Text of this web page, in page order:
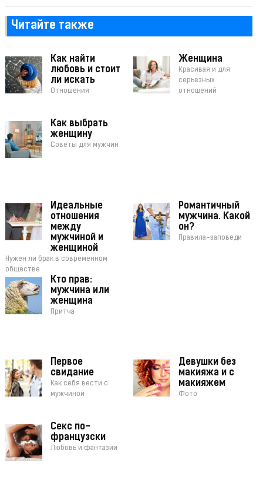
Читайте также
Как найти
любовь и стоит
ли искать
Отношения
Женщина
Красивая и для
серьезных
отношений
Как выбрать
женщину
Советы для мужчин
Идеальные
отношения
между
мужчиной и
женщиной
Нужен ли брак в современном
обществе
Романтичный
мужчина. Какой
он?
Правила-заповеди
Кто прав:
мужчина или
женщина
Притча
Первое
свидание
Как себя вести с
мужчиной
Девушки без
макияжа и с
макияжем
Фото
Секс по-
французски
Любовь и фантазии